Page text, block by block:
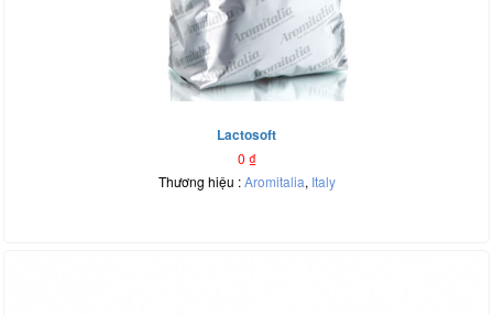
Lactosoft
0 ₫
Thương hiệu :Aromitalia, Italy